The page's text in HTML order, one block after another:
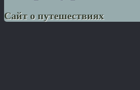
Сайт о путешествиях